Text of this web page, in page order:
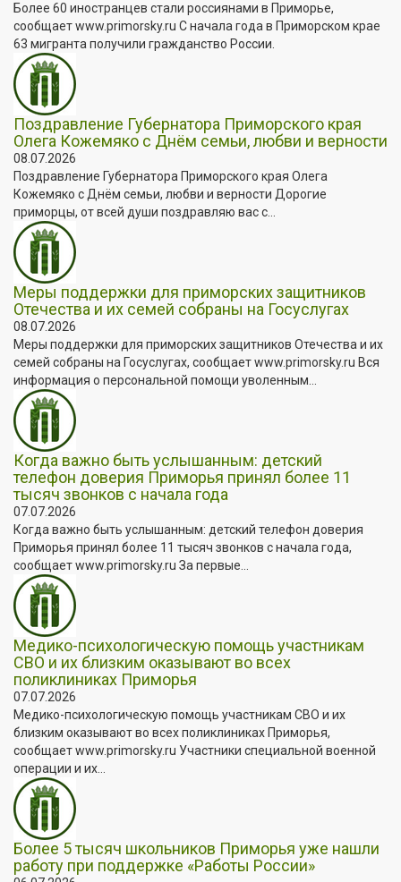
Более 60 иностранцев стали россиянами в Приморье,
сообщает www.primorsky.ru С начала года в Приморском крае
63 мигранта получили гражданство России.
Поздравление Губернатора Приморского края
Олега Кожемяко с Днём семьи, любви и верности
08.07.2026
Поздравление Губернатора Приморского края Олега
Кожемяко с Днём семьи, любви и верности Дорогие
приморцы, от всей души поздравляю вас с...
Меры поддержки для приморских защитников
Отечества и их семей собраны на Госуслугах
08.07.2026
Меры поддержки для приморских защитников Отечества и их
семей собраны на Госуслугах, сообщает www.primorsky.ru Вся
информация о персональной помощи уволенным...
Когда важно быть услышанным: детский
телефон доверия Приморья принял более 11
тысяч звонков с начала года
07.07.2026
Когда важно быть услышанным: детский телефон доверия
Приморья принял более 11 тысяч звонков с начала года,
сообщает www.primorsky.ru За первые...
Медико-психологическую помощь участникам
СВО и их близким оказывают во всех
поликлиниках Приморья
07.07.2026
Медико-психологическую помощь участникам СВО и их
близким оказывают во всех поликлиниках Приморья,
сообщает www.primorsky.ru Участники специальной военной
операции и их...
Более 5 тысяч школьников Приморья уже нашли
работу при поддержке «Работы России»